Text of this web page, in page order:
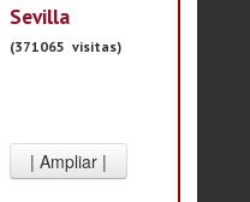
Sevilla
(371065 visitas)